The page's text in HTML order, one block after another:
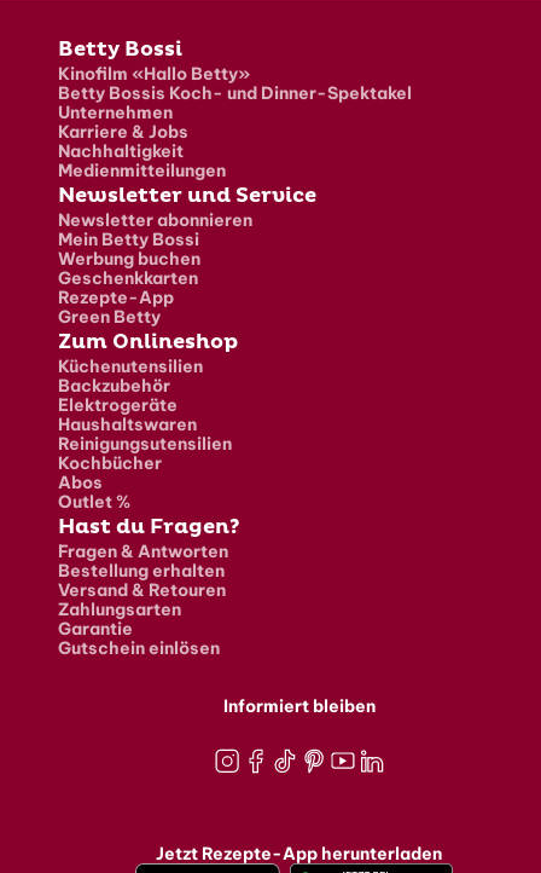
Fusszeile
Betty Bossi
Kinofilm «Hallo Betty»
Betty Bossis Koch- und Dinner-Spektakel
Unternehmen
Karriere & Jobs
Nachhaltigkeit
Medienmitteilungen
Newsletter und Service
Newsletter abonnieren
Mein Betty Bossi
Werbung buchen
Geschenkkarten
Rezepte-App
Green Betty
Zum Onlineshop
Küchenutensilien
Backzubehör
Elektrogeräte
Haushaltswaren
Reinigungsutensilien
Kochbücher
Abos
Outlet %
Hast du Fragen?
Fragen & Antworten
Bestellung erhalten
Versand & Retouren
Zahlungsarten
Garantie
Gutschein einlösen
Informiert bleiben
Jetzt Rezepte-App herunterladen